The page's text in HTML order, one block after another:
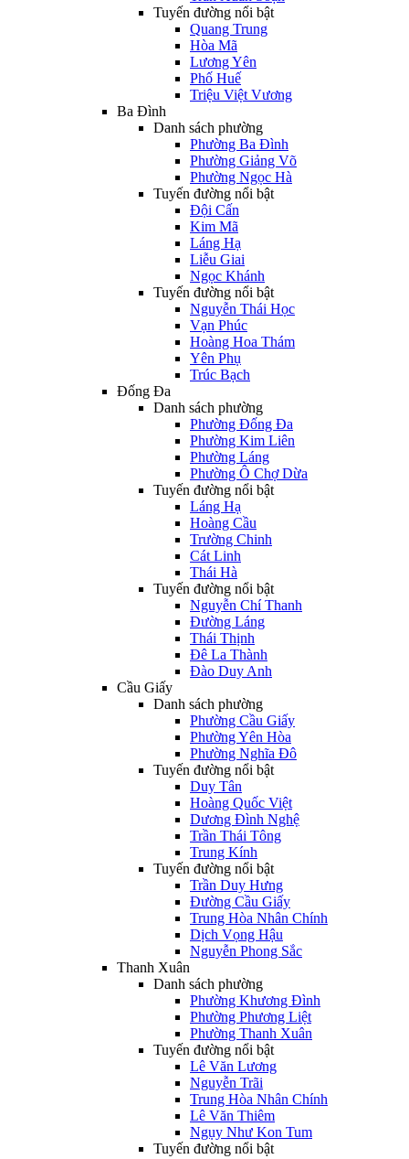
Tuyến đường nổi bật
Quang Trung
Hòa Mã
Lương Yên
Phố Huế
Triệu Việt Vương
Ba Đình
Danh sách phường
Phường Ba Đình
Phường Giảng Võ
Phường Ngọc Hà
Tuyến đường nổi bật
Đội Cấn
Kim Mã
Láng Hạ
Liễu Giai
Ngọc Khánh
Tuyến đường nổi bật
Nguyễn Thái Học
Vạn Phúc
Hoàng Hoa Thám
Yên Phụ
Trúc Bạch
Đống Đa
Danh sách phường
Phường Đống Đa
Phường Kim Liên
Phường Láng
Phường Ô Chợ Dừa
Tuyến đường nổi bật
Láng Hạ
Hoàng Cầu
Trường Chinh
Cát Linh
Thái Hà
Tuyến đường nổi bật
Nguyễn Chí Thanh
Đường Láng
Thái Thịnh
Đê La Thành
Đào Duy Anh
Cầu Giấy
Danh sách phường
Phường Cầu Giấy
Phường Yên Hòa
Phường Nghĩa Đô
Tuyến đường nổi bật
Duy Tân
Hoàng Quốc Việt
Dương Đình Nghệ
Trần Thái Tông
Trung Kính
Tuyến đường nổi bật
Trần Duy Hưng
Đường Cầu Giấy
Trung Hòa Nhân Chính
Dịch Vọng Hậu
Nguyễn Phong Sắc
Thanh Xuân
Danh sách phường
Phường Khương Đình
Phường Phương Liệt
Phường Thanh Xuân
Tuyến đường nổi bật
Lê Văn Lương
Nguyễn Trãi
Trung Hòa Nhân Chính
Lê Văn Thiêm
Ngụy Như Kon Tum
Tuyến đường nổi bật